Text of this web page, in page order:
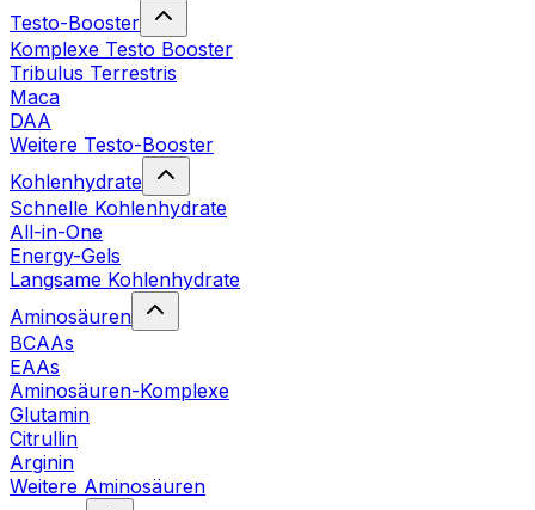
Testo-Booster
Komplexe Testo Booster
Tribulus Terrestris
Maca
DAA
Weitere Testo-Booster
Kohlenhydrate
Schnelle Kohlenhydrate
All-in-One
Energy-Gels
Langsame Kohlenhydrate
Aminosäuren
BCAAs
EAAs
Aminosäuren-Komplexe
Glutamin
Citrullin
Arginin
Weitere Aminosäuren